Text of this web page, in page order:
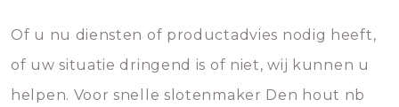
Of u nu diensten of productadvies nodig heeft,
of uw situatie dringend is of niet, wij kunnen u
helpen. Voor snelle slotenmaker Den hout nb